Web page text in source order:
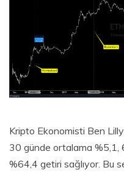
Kripto Ekonomisti Ben
30 günde ortalama %5,1,
%64,4 getiri sağlıyor. Bu